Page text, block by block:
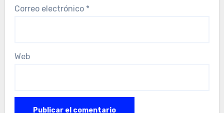
Correo electrónico *
Web